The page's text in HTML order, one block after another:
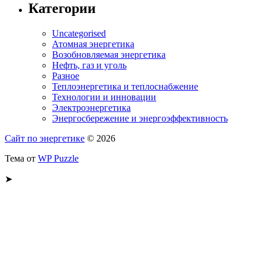
Категории
Uncategorised
Атомная энергетика
Возобновляемая энергетика
Нефть, газ и уголь
Разное
Теплоэнергетика и теплоснабжение
Технологии и инновации
Электроэнергетика
Энергосбережение и энергоэффективность
Сайт по энергетике © 2026
Тема от WP Puzzle
➤